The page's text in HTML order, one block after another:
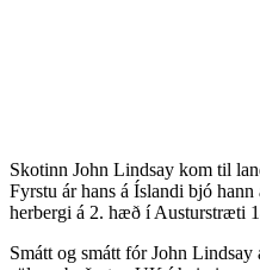
Skotinn John Lindsay kom til
Fyrstu ár hans á Íslandi bjó
herbergi á 2. hæð í Austurstræti
Smátt og smátt fór John